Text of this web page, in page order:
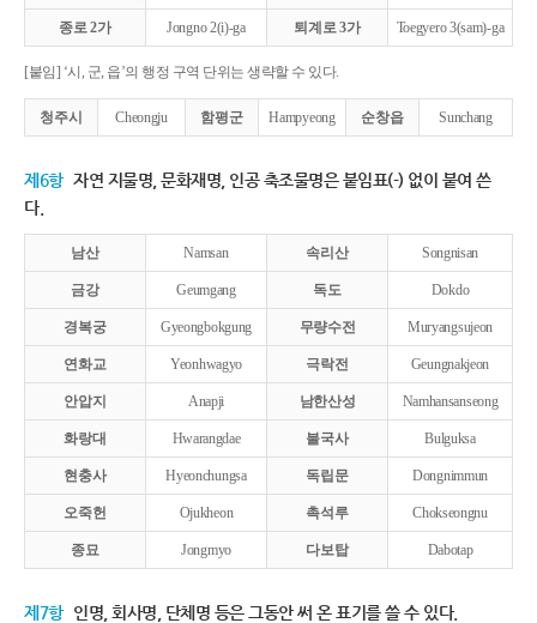
종로 2가 Jongno 2(i)-ga 퇴계로 3가 Toegyero 3(sam)-ga
[붙임] ‘시, 군, 읍’의 행정 구역 단위는 생략할 수 있다.
청주시 Cheongju 함평군 Hampyeong 순창읍 Sunchang
제6항 자연 지물명, 문화재명, 인공 축조물명은 붙임표(-) 없이 붙여 쓴
다.
남산 Namsan 속리산 Songnisan
금강 Geumgang 독도 Dokdo
경복궁 Gyeongbokgung 무량수전 Muryangsujeon
연화교 Yeonhwagyo 극락전 Geungnakjeon
안압지 Anapji 남한산성 Namhansanseong
화랑대 Hwarangdae 불국사 Bulguksa
현충사 Hyeonchungsa 독립문 Dongnimmun
오죽헌 Ojukheon 촉석루 Chokseongnu
종묘 Jongmyo 다보탑 Dabotap
제7항 인명, 회사명, 단체명 등은 그동안 써 온 표기를 쓸 수 있다.